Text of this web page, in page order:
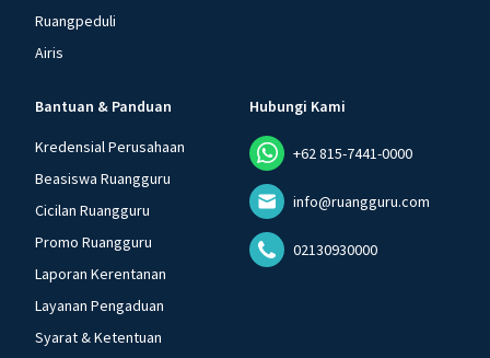
Ruangpeduli
Airis
Bantuan & Panduan
Kredensial Perusahaan
Beasiswa Ruangguru
Cicilan Ruangguru
Promo Ruangguru
Laporan Kerentanan
Layanan Pengaduan
Syarat & Ketentuan
Hubungi Kami
+62 815-7441-0000
info@ruangguru.com
02130930000